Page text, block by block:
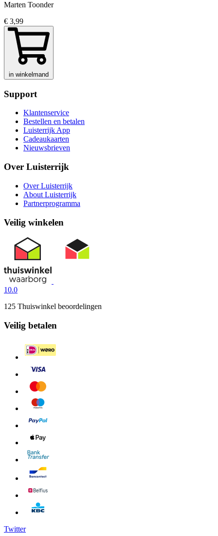
Marten Toonder
€ 3,99
in winkelmand
Support
Klantenservice
Bestellen en betalen
Luisterrijk App
Cadeaukaarten
Nieuwsbrieven
Over Luisterrijk
Over Luisterrijk
About Luisterrijk
Partnerprogramma
Veilig winkelen
10.0
125 Thuiswinkel beoordelingen
Veilig betalen
Twitter